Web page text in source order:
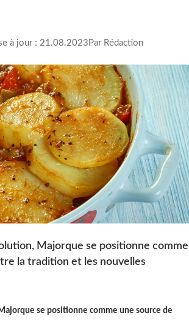
à jour : 21.08.2023 Par Rédaction
Majorque se positionne comme
la tradition et les nouvelles
se positionne comme une source de